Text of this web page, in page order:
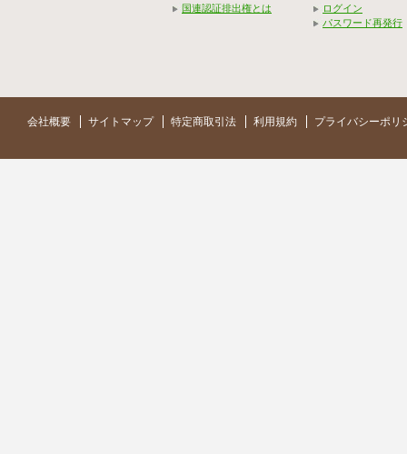
国連認証排出権とは
ログイン
パスワード再発行
会社概要 サイトマップ 特定商取引法 利用規約 プライバシーポリ